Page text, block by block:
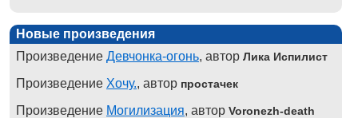
Новые произведения
Произведение Девчонка-огонь, автор Лика Испилист
Произведение Хочу., автор простачек
Произведение Могилизация, автор Voronezh-death